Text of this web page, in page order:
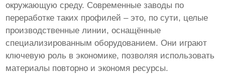
окружающую среду. Современные заводы по
переработке таких профилей – это, по сути, целые
производственные линии, оснащённые
специализированным оборудованием. Они играют
ключевую роль в экономике, позволяя использовать
материалы повторно и экономя ресурсы.